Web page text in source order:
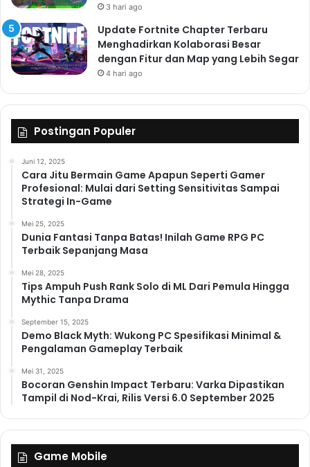
3 hari ago
Update Fortnite Chapter Terbaru
Menghadirkan Kolaborasi Besar
dengan Fitur dan Map yang Lebih Segar
4 hari ago
Postingan Populer
Juni 12, 2025
Cara Jitu Bermain Game Apapun Seperti Gamer
Profesional: Mulai dari Setting Sensitivitas Sampai
Strategi In-Game
Mei 25, 2025
Dunia Fantasi Tanpa Batas! Inilah Game RPG PC
Terbaik Sepanjang Masa
Mei 28, 2025
Tips Ampuh Push Rank Solo di ML Dari Pemula Hingga
Mythic Tanpa Drama
September 15, 2025
Demo Black Myth: Wukong PC Spesifikasi Minimal &
Pengalaman Gameplay Terbaik
Mei 31, 2025
Bocoran Genshin Impact Terbaru: Varka Dipastikan
Tampil di Nod-Krai, Rilis Versi 6.0 September 2025
Game Mobile